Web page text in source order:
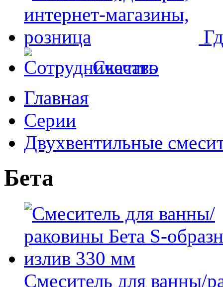
Скачать
Главная
Серии
Двухвентильные
Бета
Смеситель для ванны/